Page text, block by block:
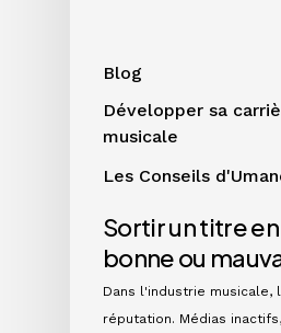
Blog
Développer sa
musicale
Les Conseils
Sortir un titre
bonne ou
Dans l'industrie musicale,
réputation. Médias